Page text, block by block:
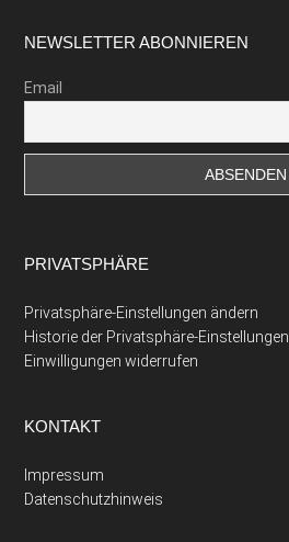
Footer
NEWSLETTER ABONNIEREN
Email
PRIVATSPHÄRE
Privatsphäre-Einstellungen ändern
Historie der Privatsphäre-Einstellungen
Einwilligungen widerrufen
KONTAKT
Impressum
Datenschutzhinweis